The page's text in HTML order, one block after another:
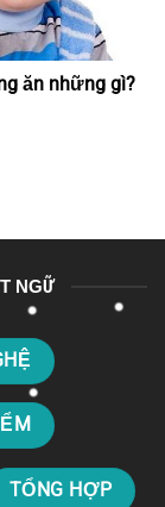
ăn những gì?
NGỮ
TỔNG HỢP